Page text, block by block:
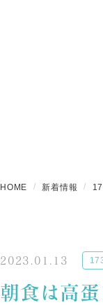
HOME 新着情報
2023.01.13
朝食は高